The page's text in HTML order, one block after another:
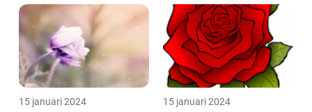
15 januari 2024 15 januari 2024